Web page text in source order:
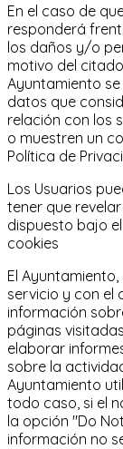
En el caso de
responderá
los daños y/o
motivo del
Ayuntamiento
datos que
relación con los
o muestren un
Política de
Los Usuarios
tener que
dispuesto bajo
cookies
El
servicio y con el
información
páginas
elaborar
sobre la
Ayuntamiento
todo caso, si el
la opción "Do
información no